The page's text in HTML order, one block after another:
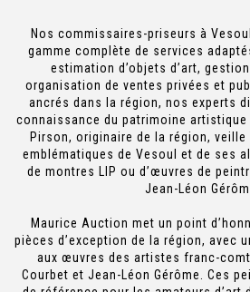
Nos commissaires-priseurs à
gamme complète de services
estimation d’objets d’art,
organisation de ventes privées et
ancrés dans la région, nos experts
connaissance du patrimoine
Pirson, originaire de la région,
emblématiques de Vesoul et de ses
de montres LIP ou d’œuvres de
Jean-Léon
Maurice Auction met un point
pièces d’exception de la région, avec
aux œuvres des artistes franc-
Courbet et Jean-Léon Gérôme. Ces